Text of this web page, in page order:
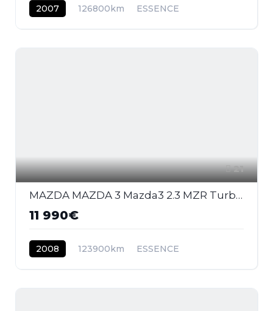
2007 126800km ESSENCE
21
MAZDA MAZDA 3 Mazda3 2.3 MZR Turbo 2003 BERLINE MPS PHASE 2
11 990€
2008 123900km ESSENCE